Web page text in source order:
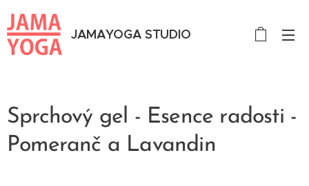
JAMAYOGA STUDIO
Sprchový gel - Esence radosti -
Pomeranč a Lavandin